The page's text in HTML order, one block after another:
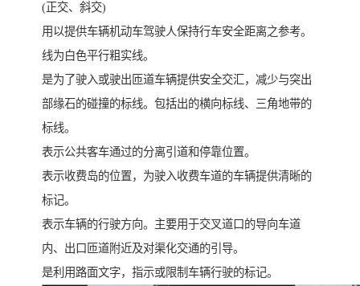
(正交、斜交)
用以提供车辆机动车驾驶人保持行车安全距离之参考。
线为白色平行粗实线。
是为了驶入或驶出匝道车辆提供安全交汇，减少与突出
部缘石的碰撞的标线。包括出的横向标线、三角地带的
标线。
表示公共客车通过的分离引道和停靠位置。
表示收费岛的位置，为驶入收费车道的车辆提供清晰的
标记。
表示车辆的行驶方向。主要用于交叉道口的导向车道
内、出口匝道附近及对渠化交通的引导。
是利用路面文字，指示或限制车辆行驶的标记。